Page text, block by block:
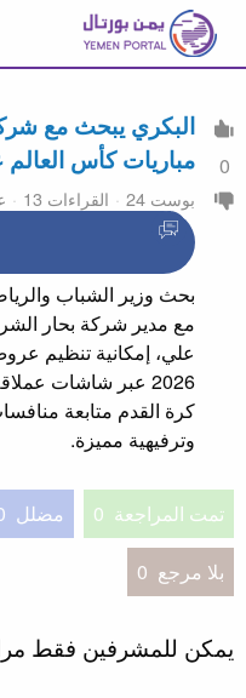
0
البكري يبحث مع
مباريات كأس
بوست 24 القراءات 13
بحث وزير الشباب
مع مدير شركة بحار
علي، إمكانية تنظيم
2026 عبر شاشات
كرة القدم متابعة
وترفيهية مميزة.
تمت المراجعة 0 مضلل
بلا مرجع 0
يمكن للمشرفين فقط